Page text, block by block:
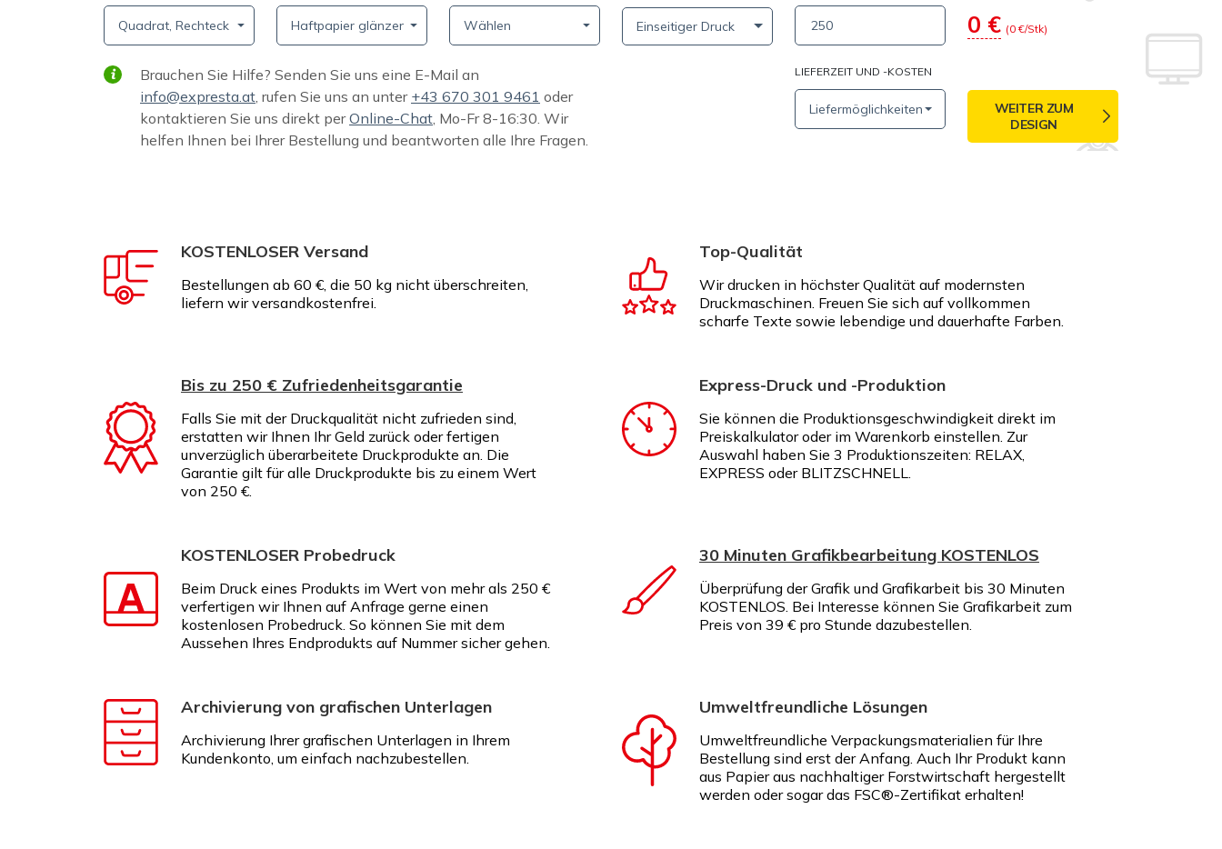
Quadrat, Rechteck Haftpapier glänzend Wählen Einseitiger Druck 0 € (0€/Stk)
Brauchen Sie Hilfe? Senden Sie uns eine E-Mail an
info@expresta.at, rufen Sie uns an unter +43 670 301 9461 oder
kontaktieren Sie uns direkt perOnline-Chat, Mo-Fr 8-16:30. Wir
helfen Ihnen bei Ihrer Bestellung und beantworten alle Ihre Fragen.
LIEFERZEIT UND -KOSTEN
Liefermöglichkeiten
WEITER ZUM
DESIGN
KOSTENLOSER Versand
Bestellungen ab 60 €, die 50 kg nicht überschreiten,
liefern wir versandkostenfrei.
Top-Qualität
Wir drucken in höchster Qualität auf modernsten
Druckmaschinen. Freuen Sie sich auf vollkommen
scharfe Texte sowie lebendige und dauerhafte Farben.
Bis zu 250 € Zufriedenheitsgarantie
Falls Sie mit der Druckqualität nicht zufrieden sind,
erstatten wir Ihnen Ihr Geld zurück oder fertigen
unverzüglich überarbeitete Druckprodukte an. Die
Garantie gilt für alle Druckprodukte bis zu einem Wert
von 250 €.
Express-Druck und -Produktion
Sie können die Produktionsgeschwindigkeit direkt im
Preiskalkulator oder im Warenkorb einstellen. Zur
Auswahl haben Sie 3 Produktionszeiten: RELAX,
EXPRESS oder BLITZSCHNELL.
KOSTENLOSER Probedruck
Beim Druck eines Produkts im Wert von mehr als 250 €
verfertigen wir Ihnen auf Anfrage gerne einen
kostenlosen Probedruck. So können Sie mit dem
Aussehen Ihres Endprodukts auf Nummer sicher gehen.
30 Minuten Grafikbearbeitung KOSTENLOS
Überprüfung der Grafik und Grafikarbeit bis 30 Minuten
KOSTENLOS. Bei Interesse können Sie Grafikarbeit zum
Preis von 39 € pro Stunde dazubestellen.
Archivierung von grafischen Unterlagen
Archivierung Ihrer grafischen Unterlagen in Ihrem
Kundenkonto, um einfach nachzubestellen.
Umweltfreundliche Lösungen
Umweltfreundliche Verpackungsmaterialien für Ihre
Bestellung sind erst der Anfang. Auch Ihr Produkt kann
aus Papier aus nachhaltiger Forstwirtschaft hergestellt
werden oder sogar das FSC®-Zertifikat erhalten!